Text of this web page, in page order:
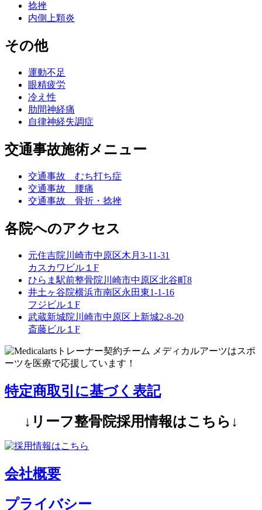
捻挫
内側上顆炎
その他
運動不足
眼精疲労
冷え性
肋間神経痛
自律神経失調症
交通事故施術メニュー
交通事故 むち打ち症
交通事故 腰痛
交通事故 骨折・捻挫
各院へのアクセス
元住吉院 川崎市中原区木月3-11-31
カスカワビル１F
ひらま駅前整骨院 川崎市中原区北谷町8
井土ヶ谷院横浜市南区永田東1-1-16
フジビル１F
武蔵新城院 川崎市中原区上新城2-8-20
斎藤ビル１F
特定商取引に基づく表記
↓リーフ整骨院採用情報はこちら↓
会社概要
プライバシー